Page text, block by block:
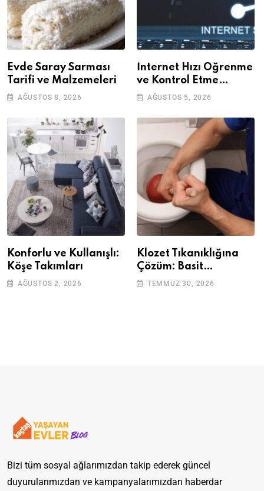
Evde Saray Sarması
Tarifi ve Malzemeleri
AĞUSTOS 8, 2026
İnternet Hızı Öğrenme
ve Kontrol Etme
Yöntemleri
AĞUSTOS 5, 2026
Konforlu ve Kullanışlı:
Köşe Takımları
AĞUSTOS 2, 2026
Klozet Tıkanıklığına
Çözüm: Basit
Adımlarla Klozetinizi
TEMMUZ 30, 2026
Bizi tüm sosyal ağlarımızdan takip ederek güncel
duyurularımızdan ve kampanyalarımızdan haberdar